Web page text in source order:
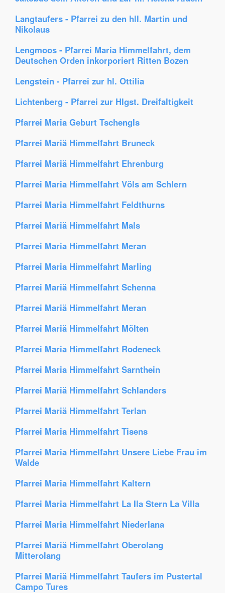
Langtaufers - Pfarrei zu den hll. Martin und
Nikolaus
Lengmoos - Pfarrei Maria Himmelfahrt, dem
Deutschen Orden inkorporiert Ritten Bozen
Lengstein - Pfarrei zur hl. Ottilia
Lichtenberg - Pfarrei zur Hlgst. Dreifaltigkeit
Pfarrei Maria Geburt Tschengls
Pfarrei Mariä Himmelfahrt Bruneck
Pfarrei Mariä Himmelfahrt Ehrenburg
Pfarrei Maria Himmelfahrt Völs am Schlern
Pfarrei Maria Himmelfahrt Feldthurns
Pfarrei Mariä Himmelfahrt Mals
Pfarrei Maria Himmelfahrt Meran
Pfarrei Maria Himmelfahrt Marling
Pfarrei Mariä Himmelfahrt Schenna
Pfarrei Mariä Himmelfahrt Meran
Pfarrei Mariä Himmelfahrt Mölten
Pfarrei Maria Himmelfahrt Rodeneck
Pfarrei Maria Himmelfahrt Sarnthein
Pfarrei Mariä Himmelfahrt Schlanders
Pfarrei Mariä Himmelfahrt Terlan
Pfarrei Maria Himmelfahrt Tisens
Pfarrei Maria Himmelfahrt Unsere Liebe Frau im
Walde
Pfarrei Maria Himmelfahrt Kaltern
Pfarrei Maria Himmelfahrt La Ila Stern La Villa
Pfarrei Maria Himmelfahrt Niederlana
Pfarrei Mariä Himmelfahrt Oberolang
Mitterolang
Pfarrei Mariä Himmelfahrt Taufers im Pustertal
Campo Tures